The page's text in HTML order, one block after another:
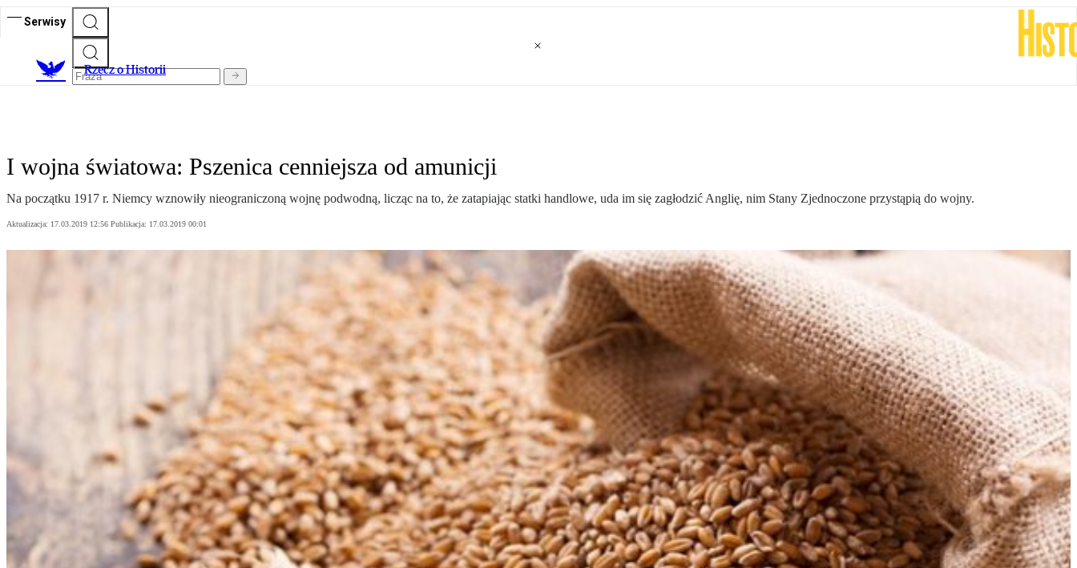
Serwisy
Rzecz o Historii
I wojna światowa: Pszenica cenniejsza od amunicji
Na początku 1917 r. Niemcy wznowiły nieograniczoną wojnę podwodną, licząc na to, że zatapiając statki handlowe, uda im się zagłodzić Anglię, nim Stany Zjednoczone przystąpią do wojny.
Aktualizacja: 17.03.2019 12:56 Publikacja: 17.03.2019 00:01